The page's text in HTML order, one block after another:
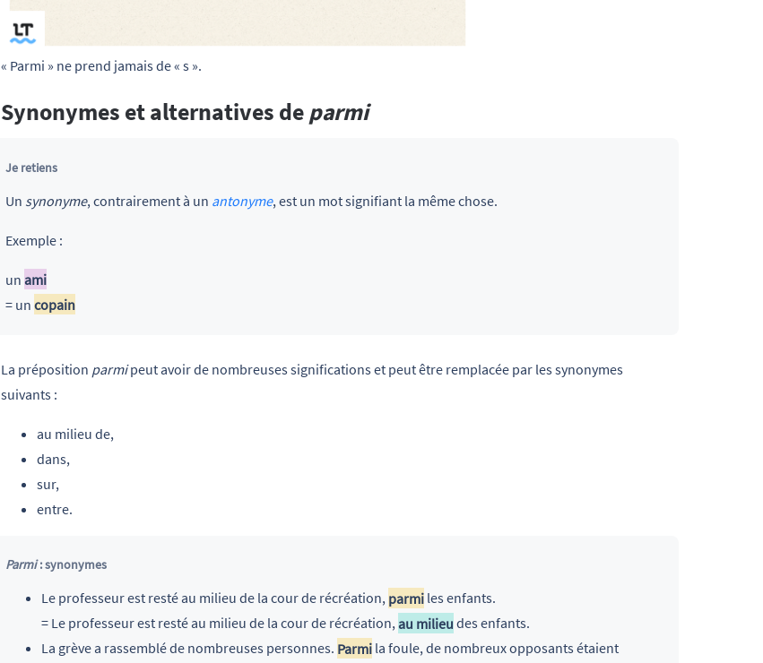
« Parmi » ne prend jamais de « s ».
Synonymes et alternatives deparmi
Je retiens
Un synonyme, contrairement à un antonyme, est un mot signifiant la même chose.
Exemple :
un ami
= un copain
La préposition parmipeut avoir de nombreuses significations et peut être remplacée par les synonymes
suivants :
au milieu de,
dans,
sur,
entre.
Parmi: synonymes
Le professeur est resté au milieu de la cour de récréation, parmiles enfants.
= Le professeur est resté au milieu de la cour de récréation,au milieu des enfants.
La grève a rassemblé de nombreuses personnes. Parmila foule, de nombreux opposants étaient